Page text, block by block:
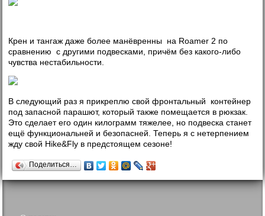
Крен и тангаж даже более манёвренны на Roamer 2 по
сравнению с другими подвесками, причём без какого-либо
чувства нестабильности.
В следующий раз я прикреплю свой фронтальный контейнер
под запасной парашют, который также помещается в рюкзак.
Это сделает его один килограмм тяжелее, но подвеска станет
ещё функциональней и безопасней. Теперь я с нетерпением
жду свой Hike&Fly в предстоящем сезоне!
Поделиться…